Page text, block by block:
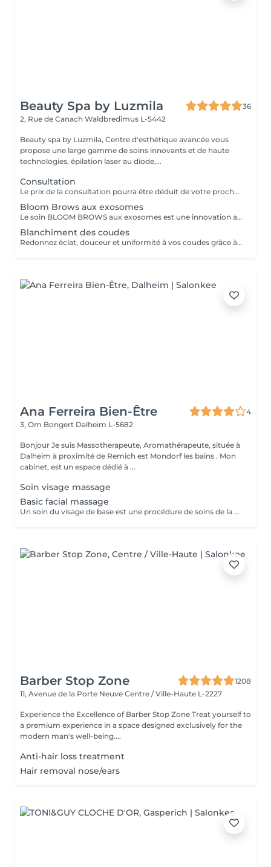
Beauty Spa by Luzmila
36
2, Rue de Canach Waldbredimus L-5442
Beauty spa by Luzmila, Centre d'esthétique avancée vous
propose une large gamme de soins innovants et de haute
technologies, épilation laser au diode,...
Consultation
Le prix de la consultation pourra être déduit de votre prochain soin
Bloom Brows aux exosomes
Le soin BLOOM BROWS aux exosomes est une innovation avancée en esthétique, conçue pour stimuler intensément la régénération des follicules pileux et offrir une repousse des sourcils plus rapide, plus dense et plus qualitative. Pourquoi choisir BLOOM BROWS aux exosomes ? Stimule profondément la croissance naturelle des sourcils Augmente visiblement la densité et l'épaisseur Répare les sourcils clairsemés, abîmés ou sur épilés Résultat naturel, progressif et durable Alternative non invasive au maquillage permanent Ce soin est idéal pour : Sourcils clairsemés ou irréguliers Zones avec manque de repousse Sourcils affaiblis après épilation excessive Personnes recherchant une solution naturelle et efficace.
Blanchiment des coudes
Redonnez éclat, douceur et uniformité à vos coudes grâce à notre traitement esthétique conçu pour réduire l'hyperpigmentation et améliorer le teint de la peau. Les zones sombres ou rugueuses au niveau des coudes sont fréquentes, mais elles ne sont pas une fatalité ! Les résultats sont garantis par notre protocole, qui combine les meilleures technologies. Pour qui ? Ce soin est idéal pour toutes les personnes souhaitant : Unifier leur teint au niveau des coudes Réduire les marques ou la pigmentation installée Se sentir belle et soignée jusqu'au moindre détail. Offrez à vos coudes la lumière qu'ils méritent. Votre peau mérite ce qu'il y a de plus doux.
Ana Ferreira Bien-Être
4
3, Om Bongert Dalheim L-5682
Bonjour Je suis Massotherapeute, Aromathérapeute, située à
Dalheim à proximité de Remich est Mondorf les bains . Mon
cabinet, est un espace dédié à ...
Soin visage massage
Basic facial massage
Un soin du visage de base est une procédure de soins de la peau impliquant l'élimination des cellules mortes de la peau, le nettoyage des pores et l'utilisation d'un masque spécifique pour traiter les problèmes de peau courants. Ce processus en plusieurs étapes tente de nourrir et de régénérer la peau du visage, la faisant paraître plus saine et plus jeune.
Barber Stop Zone
1208
11, Avenue de la Porte Neuve Centre / Ville-Haute L-2227
Experience the Excellence of Barber Stop Zone Treat yourself to
a premium experience in a space designed exclusively for the
modern man's well-being....
Anti-hair loss treatment
Hair removal nose/ears